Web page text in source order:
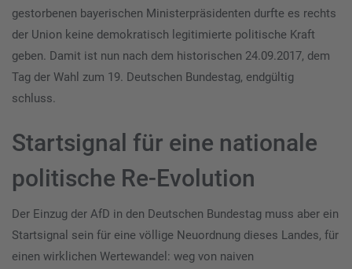
gestorbenen bayerischen Ministerpräsidenten durfte es rechts
der Union keine demokratisch legitimierte politische Kraft
geben. Damit ist nun nach dem historischen 24.09.2017, dem
Tag der Wahl zum 19. Deutschen Bundestag, endgültig
schluss.
Startsignal für eine nationale
politische Re-Evolution
Der Einzug der AfD in den Deutschen Bundestag muss aber ein
Startsignal sein für eine völlige Neuordnung dieses Landes, für
einen wirklichen Wertewandel: weg von naiven